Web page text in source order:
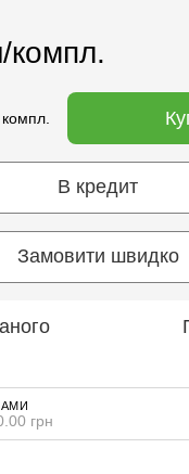
компл.
компл.
В кредит
Замовити швидко
грн